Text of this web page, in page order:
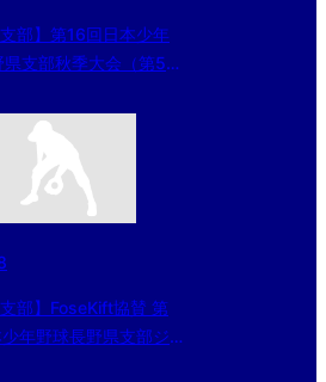
支部】第16回日本少年
県支部秋季大会（第55
2024/10/12
支部】FoseKift協賛 第
年野球長野県支部ジ